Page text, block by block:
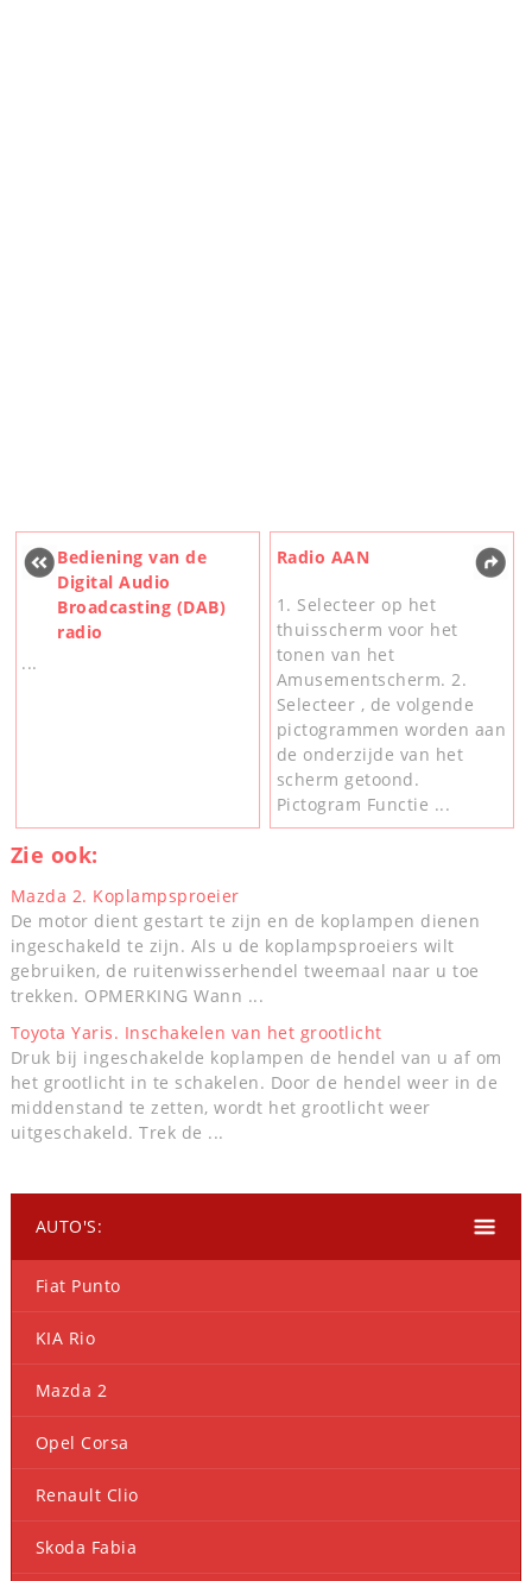
Bediening van de
Digital Audio
Broadcasting (DAB)
radio
...
Radio AAN
1. Selecteer op het
thuisscherm voor het
tonen van het
Amusementscherm. 2.
Selecteer , de volgende
pictogrammen worden aan
de onderzijde van het
scherm getoond.
Pictogram Functie ...
Zie ook:
Mazda 2. Koplampsproeier
De motor dient gestart te zijn en de koplampen dienen
ingeschakeld te zijn. Als u de koplampsproeiers wilt
gebruiken, de ruitenwisserhendel tweemaal naar u toe
trekken. OPMERKING Wann ...
Toyota Yaris. Inschakelen van het grootlicht
Druk bij ingeschakelde koplampen de hendel van u af om
het grootlicht in te schakelen. Door de hendel weer in de
middenstand te zetten, wordt het grootlicht weer
uitgeschakeld. Trek de ...
AUTO'S:
Fiat Punto
KIA Rio
Mazda 2
Opel Corsa
Renault Clio
Skoda Fabia